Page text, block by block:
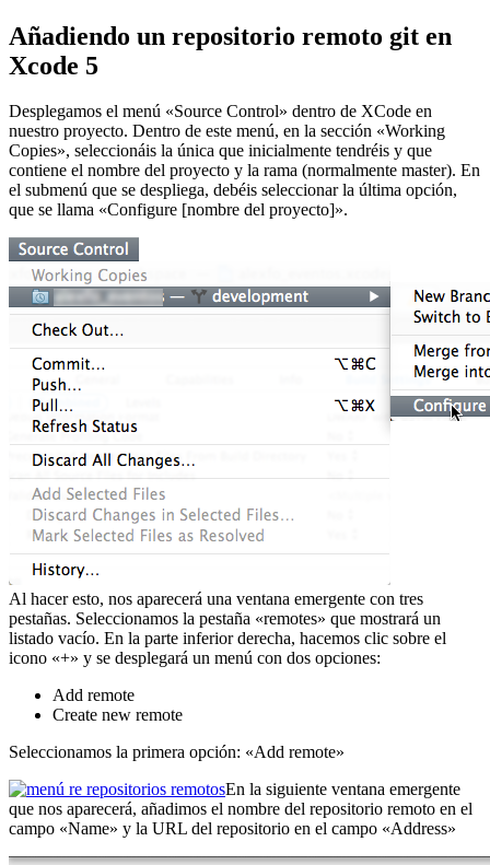
Añadiendo un repositorio remoto git en
Xcode 5
Desplegamos el menú «Source Control» dentro de XCode en
nuestro proyecto. Dentro de este menú, en la sección «Working
Copies», seleccionáis la única que inicialmente tendréis y que
contiene el nombre del proyecto y la rama (normalmente master). En
el submenú que se despliega, debéis seleccionar la última opción,
que se llama «Configure [nombre del proyecto]».
Al hacer esto, nos aparecerá una ventana emergente con tres
pestañas. Seleccionamos la pestaña «remotes» que mostrará un
listado vacío. En la parte inferior derecha, hacemos clic sobre el
icono «+» y se desplegará un menú con dos opciones:
Add remote
Create new remote
Seleccionamos la primera opción: «Add remote»
En la siguiente ventana emergente
que nos aparecerá, añadimos el nombre del repositorio remoto en el
campo «Name» y la URL del repositorio en el campo «Address»